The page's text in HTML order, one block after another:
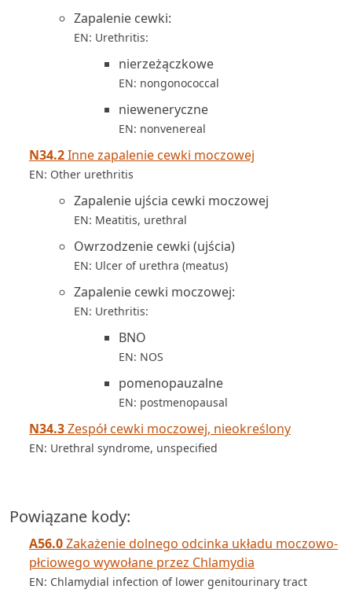
Zapalenie cewki:
EN: Urethritis:
nierzeżączkowe
EN: nongonococcal
nieweneryczne
EN: nonvenereal
N34.2Inne zapalenie cewki moczowej
EN: Other urethritis
Zapalenie ujścia cewki moczowej
EN: Meatitis, urethral
Owrzodzenie cewki (ujścia)
EN: Ulcer of urethra (meatus)
Zapalenie cewki moczowej:
EN: Urethritis:
BNO
EN: NOS
pomenopauzalne
EN: postmenopausal
N34.3Zespół cewki moczowej, nieokreślony
EN: Urethral syndrome, unspecified
Powiązane kody:
A56.0Zakażenie dolnego odcinka układu moczowo-
płciowego wywołane przez Chlamydia
EN: Chlamydial infection of lower genitourinary tract